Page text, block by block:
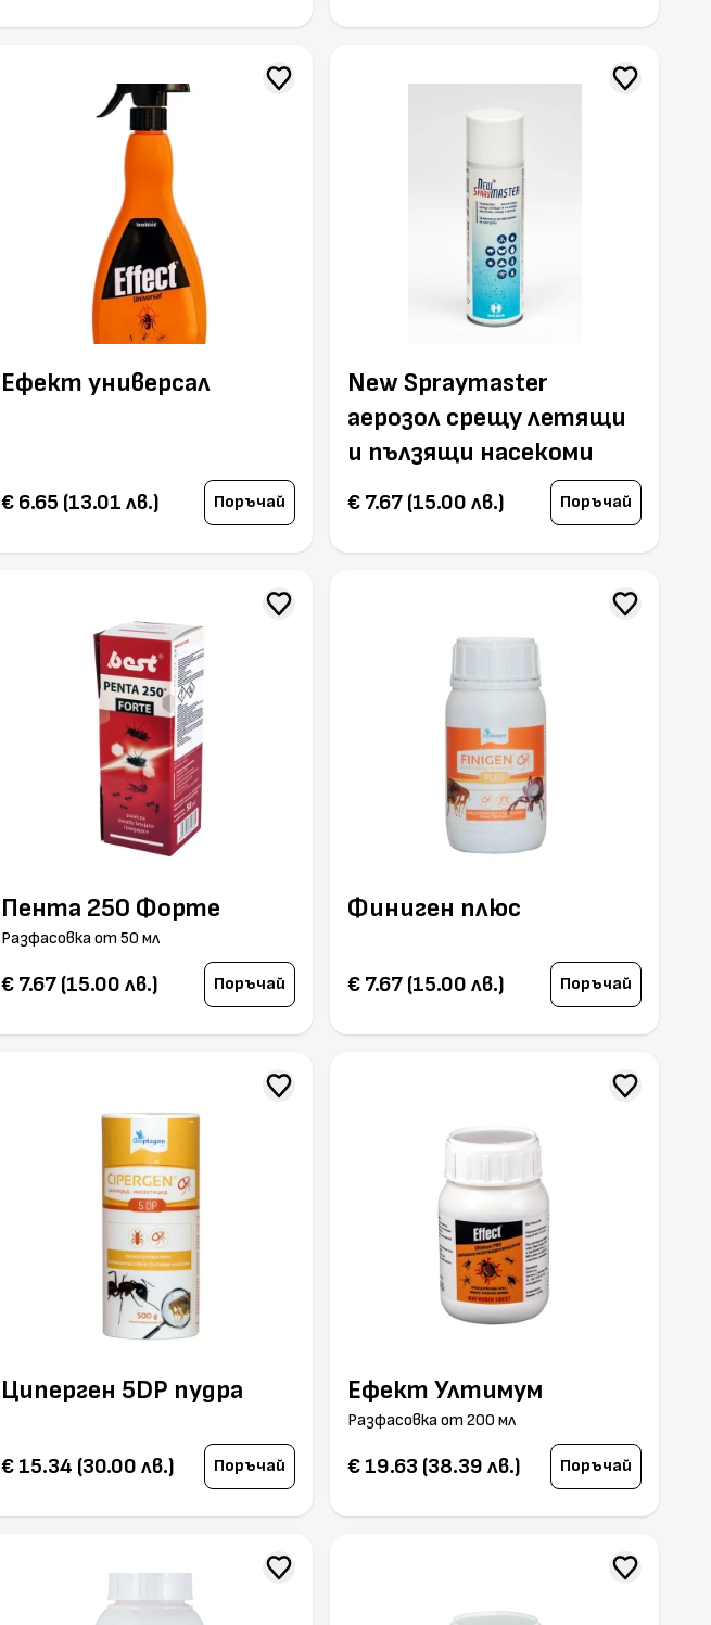
Ефект универсал
€ 6.65 (13.01 лв.) Поръчай
New Spraymaster
аерозол срещу летящи
и пълзящи насекоми
€ 7.67 (15.00 лв.) Поръчай
Пента 250 Форте
Разфасовка от 50 мл
€ 7.67 (15.00 лв.) Поръчай
Финиген плюс
€ 7.67 (15.00 лв.) Поръчай
Циперген 5DP пудра
€ 15.34 (30.00 лв.) Поръчай
Ефект Ултимум
Разфасовка от 200 мл
€ 19.63 (38.39 лв.) Поръчай